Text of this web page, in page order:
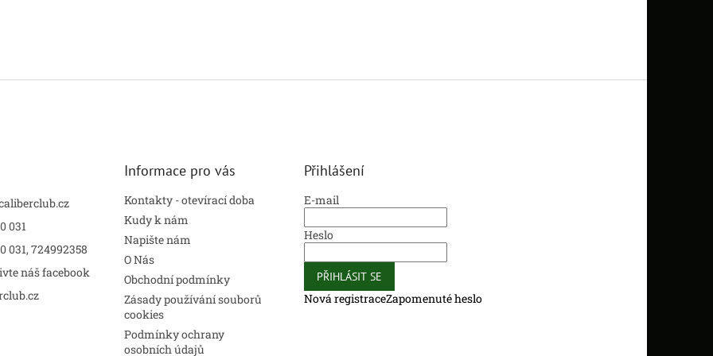
031
031, 724992358
náš facebook
Informace pro vás
Kontakty - otevírací doba
Kudy k nám
Napište nám
O Nás
Obchodní podmínky
Zásady používání souborů
cookies
Podmínky ochrany
osobních údajů
Přihlášení
E-mail
Heslo
PŘIHLÁSIT SE
Nová registraceZapomenuté heslo